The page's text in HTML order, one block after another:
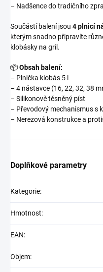
– Nadšence do tradičního
Součástí balení jsou 4 plnicí
kterým snadno připravíte
klobásky na gril.
📦Obsah balení:
– Plnička klobás 5 l
– 4 nástavce (16, 22, 32, 38
– Silikonově těsněný píst
– Převodový mechanismus s
– Nerezová konstrukce a
Doplňkové parametry
Kategorie:
Hmotnost:
EAN:
Objem: